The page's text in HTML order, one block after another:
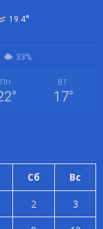
19.4°
33%
ПН
°
ВТ
17°
Сб Вс
2
3